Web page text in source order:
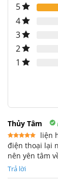
5
4
3
2
1
Thủy Tâm
Được xếp
hạng 5
sao
liện
điện thoại lại
nên yên tâm
Trả lời